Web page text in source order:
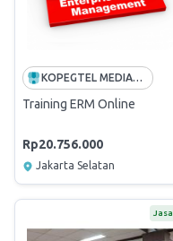
KOPEGTEL MEDIATRON
Training ERM Online
Rp20.756.000
Jakarta Selatan
Jasa